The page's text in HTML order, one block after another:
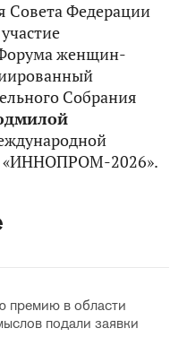
Совета Федерации
женщин-
Собрания
«ИННОПРОМ-2026».
премию в области
подали заявки